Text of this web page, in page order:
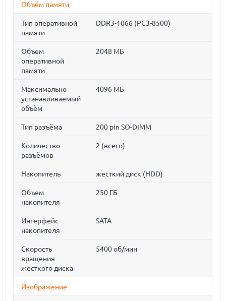
Объём памяти
Тип оперативной
памяти
DDR3-1066 (PC3-8500)
Объем
оперативной
памяти
2048 МБ
Максимально
устанавливаемый
объём
4096 МБ
Тип разъёма 200 pin SO-DIMM
Количество
разъёмов
2 (всего)
Накопитель жесткий диск (HDD)
Объем
накопителя
250 ГБ
Интерфейс
накопителя
SATA
Скорость
вращения
жесткого диска
5400 об/мин
Изображение